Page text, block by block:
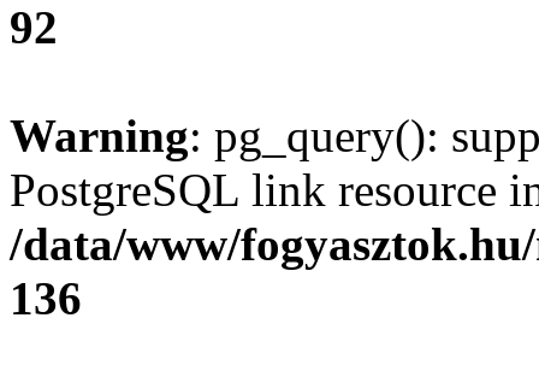
92
Warning: pg_query():
PostgreSQL link resource
/data/www/
136